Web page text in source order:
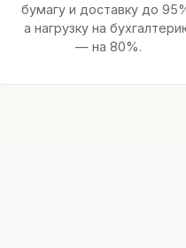
бумагу и доставку до
а нагрузку на
— на 80%.